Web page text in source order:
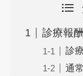
診療報
診
通